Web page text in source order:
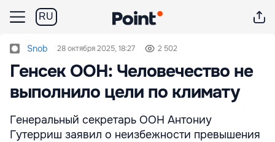
RU
Snob 28 октября 2025, 18:27 2 502
Генсек ООН: Человечество не
выполнило цели по климату
Генеральный секретарь ООН Антониу
Гутерриш заявил о неизбежности превышения